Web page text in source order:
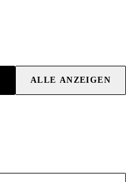
ALLE ANZEIGEN